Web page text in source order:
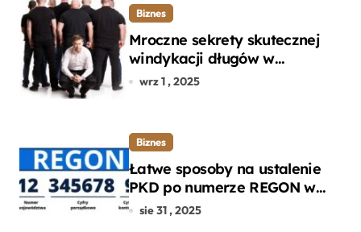
Biznes
Mroczne sekrety skutecznej
windykacji długów w
departamencie windykacji
wrz 1 , 2025
Biznes
Łatwe sposoby na ustalenie
PKD po numerze REGON w
kilku prostych krokach
sie 31 , 2025